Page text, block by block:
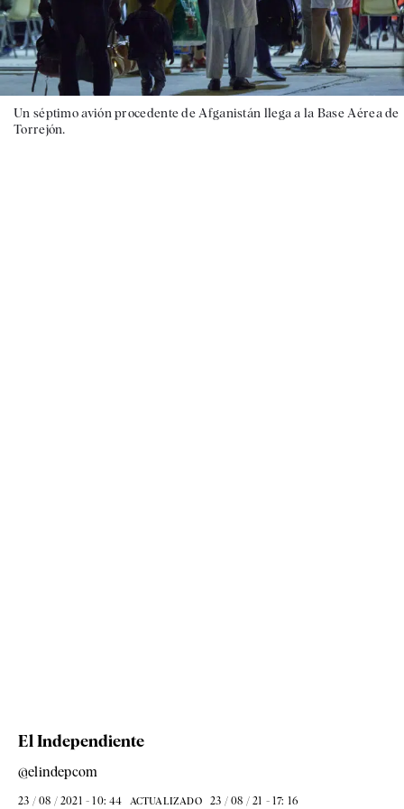
Un séptimo avión procedente de Afganistán llega a la Base Aérea de
Torrejón.
El Independiente
@elindepcom
23 / 08 / 2021 - 10: 44 ACTUALIZADO 23 / 08 / 21 - 17: 16